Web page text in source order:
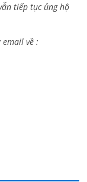
tiếp tục ủng hộ
email về :